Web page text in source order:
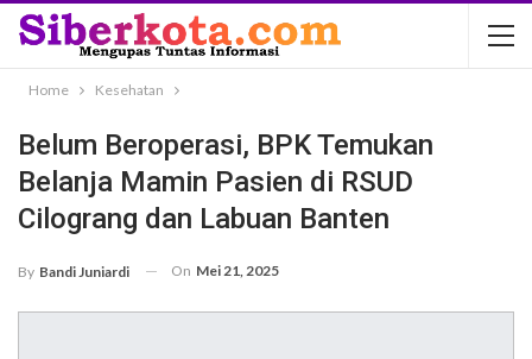
Home Kesehatan
Belum Beroperasi, BPK Temukan
Belanja Mamin Pasien di RSUD
Cilograng dan Labuan Banten
By Bandi Juniardi On Mei 21, 2025